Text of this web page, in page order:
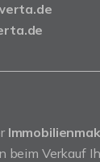
beim Verkauf